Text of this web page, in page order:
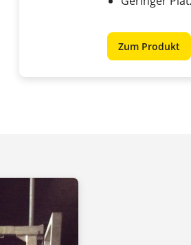
Zum Produkt